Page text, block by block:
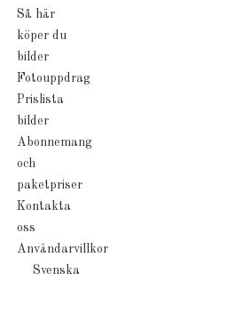
Så här
köper du
bilder
Fotouppdrag
Prislista
bilder
Abonnemang
och
paketpriser
Kontakta
oss
Användarvillkor
Svenska